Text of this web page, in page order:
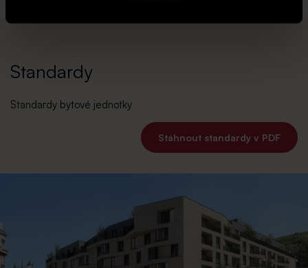
Standardy
Standardy bytové jednotky
Stáhnout standardy v PDF